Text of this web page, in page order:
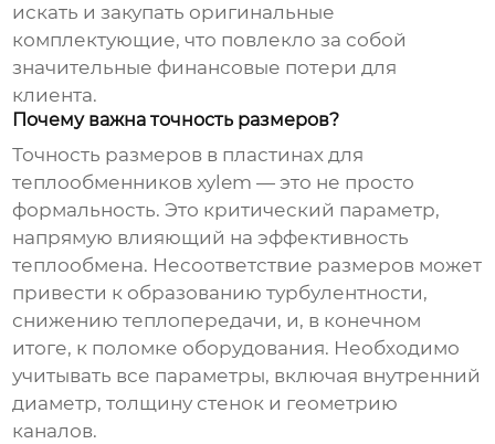
искать и закупать оригинальные
комплектующие, что повлекло за собой
значительные финансовые потери для
клиента.
Почему важна точность размеров?
Точность размеров в пластинах для
теплообменников xylem — это не просто
формальность. Это критический параметр,
напрямую влияющий на эффективность
теплообмена. Несоответствие размеров может
привести к образованию турбулентности,
снижению теплопередачи, и, в конечном
итоге, к поломке оборудования. Необходимо
учитывать все параметры, включая внутренний
диаметр, толщину стенок и геометрию
каналов.